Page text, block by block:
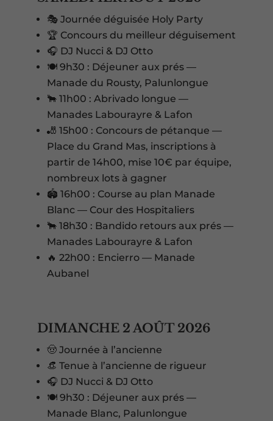
🎭 Journée déguisée Holy Party
🏆 Concours du meilleur déguisement
🎧 DJ Nucci & DJ Otto
🍽️ 9h30 : Déjeuner aux prés —
Manade du Rousty, Palunlongue
🐂 11h00 : Abrivado longue —
Manades Labourayre & Lafon
🎳 15h00 : Concours de pétanque —
Place du Grand Mas, inscriptions à
partir de 14h00, mise 10€ par équipe,
nombreux lots à gagner
🏟️ 16h00 : Course au plan Manade
Blanc — Cour des Hospitaliers
🐂 18h30 : Bandido retours aux prés —
Manades Labourayre & Lafon
🔥 22h00 : Encierro — Manade
Aubanel
DIMANCHE 2 AOÛT 2026
🤠 Journée à l’ancienne
👒 Tenue à l’ancienne de rigueur
🎧 DJ Nucci & DJ Otto
🍽️ 9h30 : Déjeuner aux prés —
Manade Blanc, Palunlongue